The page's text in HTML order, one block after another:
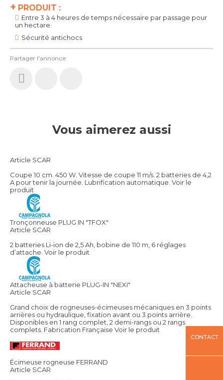
+ PRODUIT :
Entre 3 à 4 heures de temps nécessaire par passage pour
un hectare.
Sécurité antichocs
Partager l'annonce
Vous aimerez aussi
Article SCAR
Coupe 10 cm. 450 W. Vitesse de coupe 11 m/s. 2 batteries de 4,2
A pour tenir la journée. Lubrification automatique. Voir le
produit
Tronçonneuse PLUG IN "TFOX"
Article SCAR
2 batteries Li-ion de 2,5 Ah, bobine de 110 m, 6 réglages
d’attache. Voir le produit
Attacheuse à batterie PLUG-IN "NEXI"
Article SCAR
Grand choix de rogneuses-écimeuses mécaniques en 3 points
arrières ou hydraulique, fixation avant ou 3 points arrière.
Disponibles en 1 rang complet, 2 demi-rangs ou 2 rangs
complets. Fabrication Française Voir le produit
Écimeuse rogneuse FERRAND
Article SCAR
CONTACT